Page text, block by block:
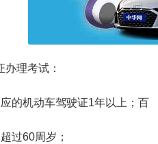
办理考试：
的机动车驾驶证1年以上；百
过60周岁；